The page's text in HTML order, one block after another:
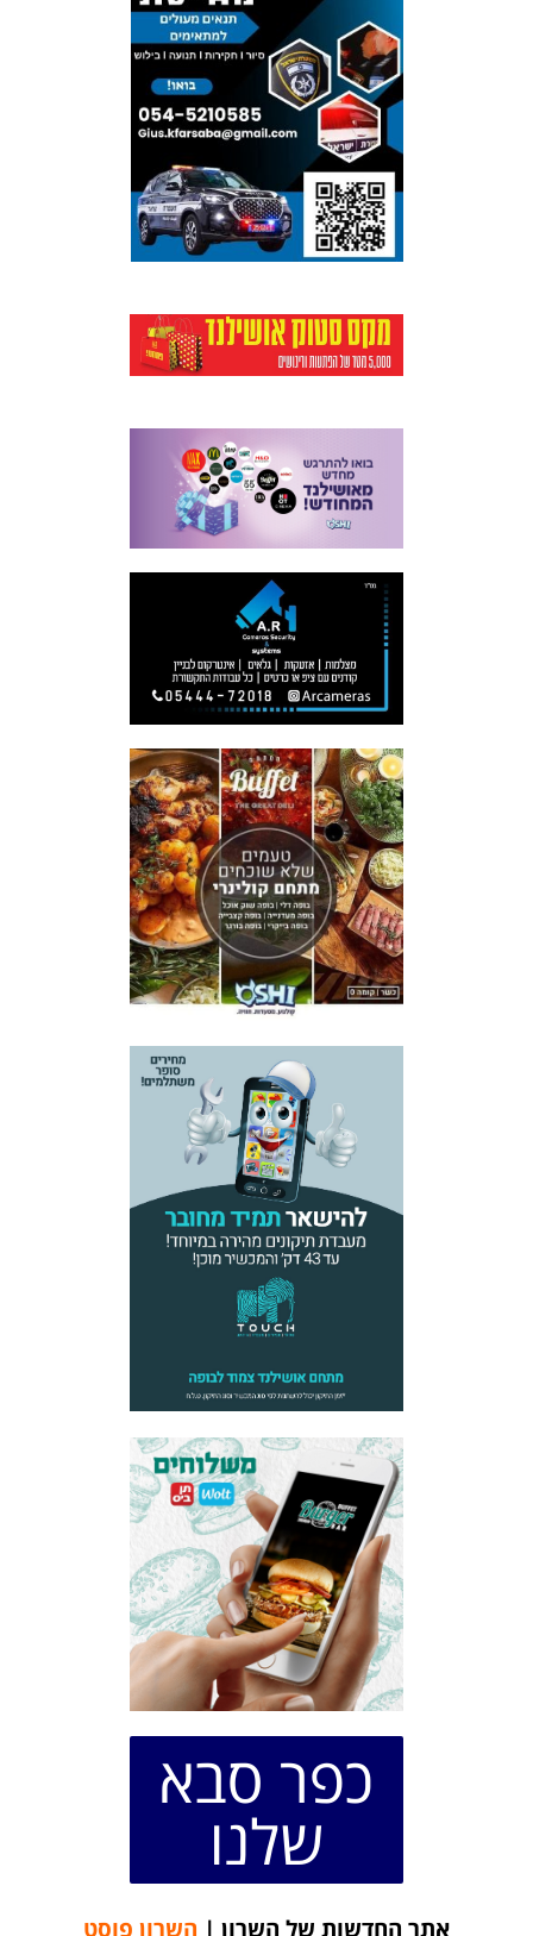
כפר סבא
שלנו
אתר החדשות של השרון | השרון פוסט